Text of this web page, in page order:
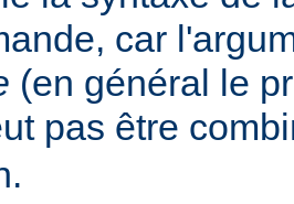
car
(en général le
pas être